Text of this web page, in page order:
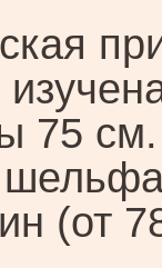
75
(от